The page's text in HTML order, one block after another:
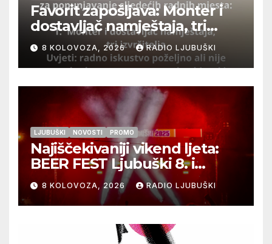
Favorit zapošljava: Monter i
dostavljač namještaja, tri
izvršitelja
8 KOLOVOZA, 2026 RADIO LJUBUŠKI
LJUBUŠKI NOVOSTI PROMO
Najiščekivaniji vikend ljeta:
BEER FEST Ljubuški 8. i
9.kolovoza
8 KOLOVOZA, 2026 RADIO LJUBUŠKI